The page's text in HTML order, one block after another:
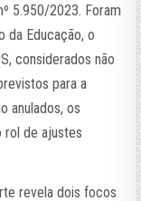
5.950/2023. Foram
da Educação, o
considerados não
para a
anulados, os
rol de ajustes
revela dois focos